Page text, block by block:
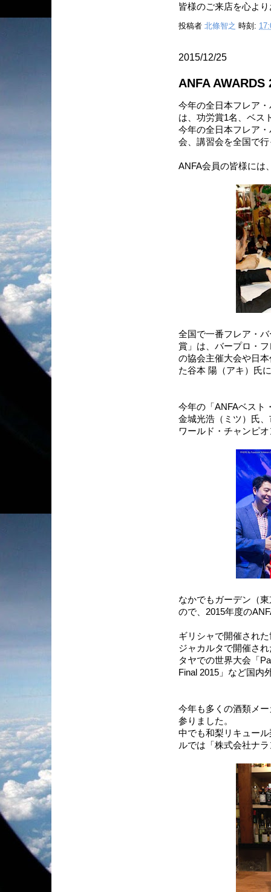
皆様のご来店を心よ
投稿者 北條智之 時刻:
2015/12/25
ANFA AWARDS
今年の全日本フレア
は、功労賞1名、ベス
今年の全日本フレア
会、講習会を全国で
ANFA会員の皆様には
全国で一番フレア・
賞」は、バープロ・
の協会主催大会や日
た谷本 陽（アキ）氏
今年の「ANFAベスト
金城光浩（ミツ）氏
ワールド・チャンピ
なかでもガーデン（
ので、2015年度の
ギリシャで開催され
ジャカルタで開催さ
タヤでの世界大会「
Final 2015」など国内
今年も多くの酒類メ
参りました。
中でも和梨リキュー
ルでは「株式会社ナ